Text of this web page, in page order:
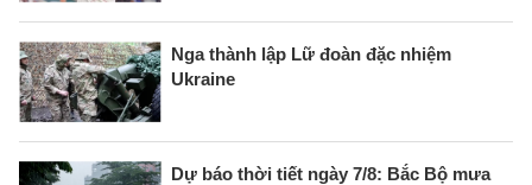
Nga thành lập Lữ đoàn đặc nhiệm
Ukraine
Dự báo thời tiết ngày 7/8: Bắc Bộ mưa